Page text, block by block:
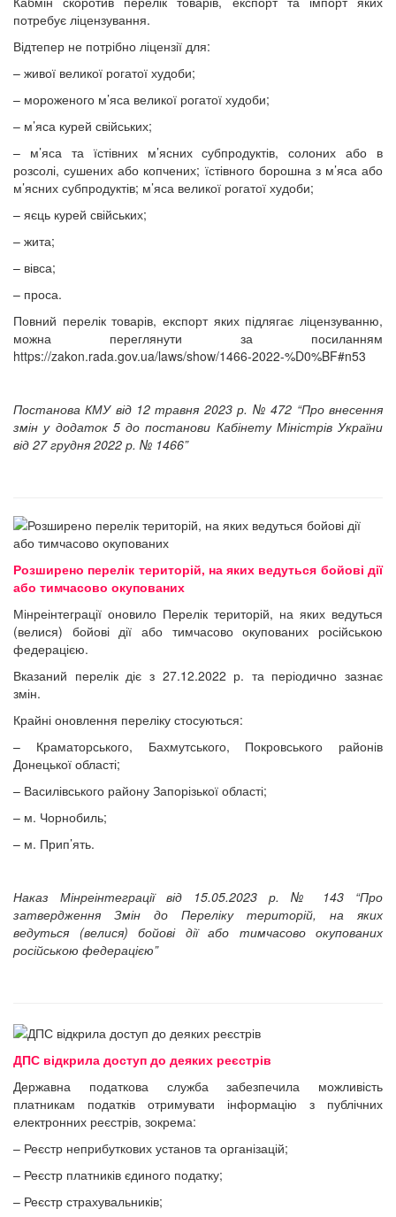
потребує ліцензування.
Відтепер не потрібно ліцензії для:
– живої великої рогатої худоби;
– мороженого м’яса великої рогатої худоби;
– м’яса курей свійських;
– м’яса та їстівних м’ясних субпродуктів, солоних або в
розсолі, сушених або копчених; їстівного борошна з м’яса або
м’ясних субпродуктів; м’яса великої рогатої худоби;
– яєць курей свійських;
– жита;
– вівса;
– проса.
Повний перелік товарів, експорт яких підлягає ліцензуванню,
можна переглянути за посиланням
https://zakon.rada.gov.ua/laws/show/1466-2022-%D0%BF#n53
Постанова КМУ від 12 травня 2023 р. № 472 “Про внесення
змін у додаток 5 до постанови Кабінету Міністрів України
від 27 грудня 2022 р. № 1466”
Розширено перелік територій, на яких ведуться бойові дії
або тимчасово окупованих
Мінреінтеграції оновило Перелік територій, на яких ведуться
(велися) бойові дії або тимчасово окупованих російською
федерацією.
Вказаний перелік діє з 27.12.2022 р. та періодично зазнає
змін.
Крайні оновлення переліку стосуються:
– Краматорського, Бахмутського, Покровського районів
Донецької області;
– Василівського району Запорізької області;
– м. Чорнобиль;
– м. Прип’ять.
Наказ Мінреінтеграції від 15.05.2023 р. № 143 “Про
затвердження Змін до Переліку територій, на яких
ведуться (велися) бойові дії або тимчасово окупованих
російською федерацією”
ДПС відкрила доступ до деяких реєстрів
Державна податкова служба забезпечила можливість
платникам податків отримувати інформацію з публічних
електронних реєстрів, зокрема:
– Реєстр неприбуткових установ та організацій;
– Реєстр платників єдиного податку;
– Реєстр страхувальників;